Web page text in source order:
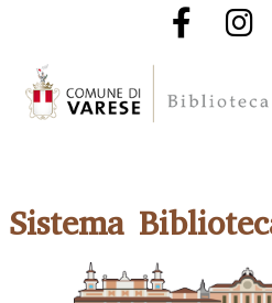
Sistema